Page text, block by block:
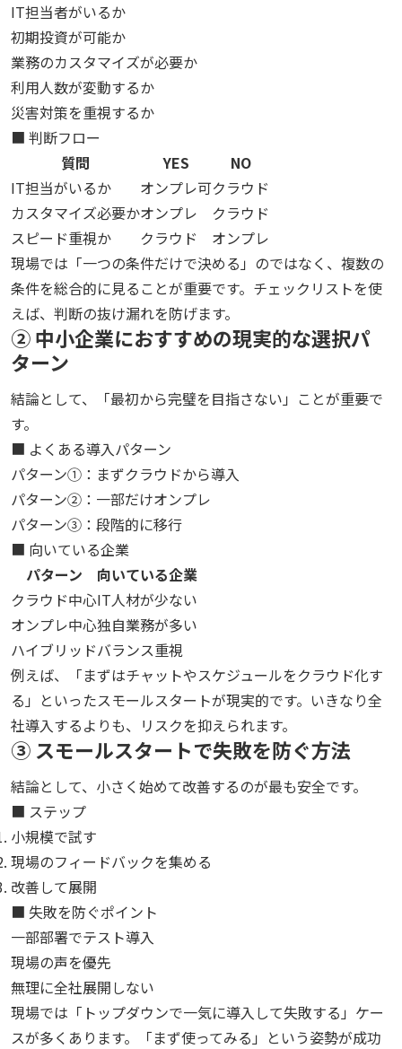
IT担当者がいるか
初期投資が可能か
業務のカスタマイズが必要か
利用人数が変動するか
災害対策を重視するか
■ 判断フロー
質問
YES
NO
IT担当がいるか
オンプレ可クラウド
カスタマイズ必要かオンプレ
クラウド
スピード重視か
クラウド
オンプレ
現場では「一つの条件だけで決める」のではなく、複数の
条件を総合的に見ることが重要です。チェックリストを使
えば、判断の抜け漏れを防げます。
② 中小企業におすすめの現実的な選択パ
ターン
結論として、「最初から完璧を目指さない」ことが重要で
す。
■ よくある導入パターン
パターン①：まずクラウドから導入
パターン②：一部だけオンプレ
パターン③：段階的に移行
■ 向いている企業
パターン
向いている企業
クラウド中心IT人材が少ない
オンプレ中心独自業務が多い
ハイブリッドバランス重視
例えば、「まずはチャットやスケジュールをクラウド化す
る」といったスモールスタートが現実的です。いきなり全
社導入するよりも、リスクを抑えられます。
③ スモールスタートで失敗を防ぐ方法
結論として、小さく始めて改善するのが最も安全です。
■ ステップ
小規模で試す
現場のフィードバックを集める
改善して展開
■ 失敗を防ぐポイント
一部部署でテスト導入
現場の声を優先
無理に全社展開しない
現場では「トップダウンで一気に導入して失敗する」ケー
スが多くあります。「まず使ってみる」という姿勢が成功